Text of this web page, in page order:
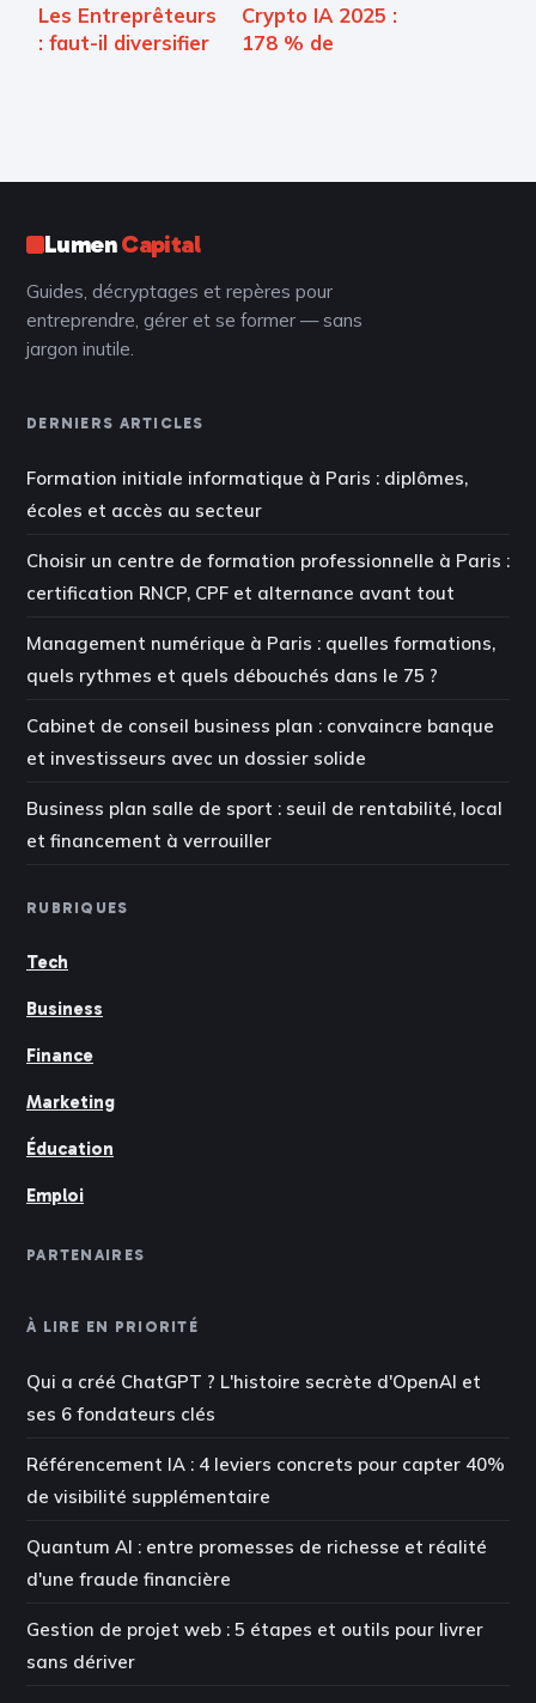
Les Entreprêteurs
: faut-il diversifier
Crypto IA 2025 :
178 % de
LumenCapital
Guides, décryptages et repères pour
entreprendre, gérer et se former — sans
jargon inutile.
DERNIERS ARTICLES
Formation initiale informatique à Paris : diplômes,
écoles et accès au secteur
Choisir un centre de formation professionnelle à Paris :
certification RNCP, CPF et alternance avant tout
Management numérique à Paris : quelles formations,
quels rythmes et quels débouchés dans le 75 ?
Cabinet de conseil business plan : convaincre banque
et investisseurs avec un dossier solide
Business plan salle de sport : seuil de rentabilité, local
et financement à verrouiller
RUBRIQUES
Tech
Business
Finance
Marketing
Éducation
Emploi
PARTENAIRES
À LIRE EN PRIORITÉ
Qui a créé ChatGPT ? L'histoire secrète d'OpenAI et
ses 6 fondateurs clés
Référencement IA : 4 leviers concrets pour capter 40%
de visibilité supplémentaire
Quantum AI : entre promesses de richesse et réalité
d'une fraude financière
Gestion de projet web : 5 étapes et outils pour livrer
sans dériver